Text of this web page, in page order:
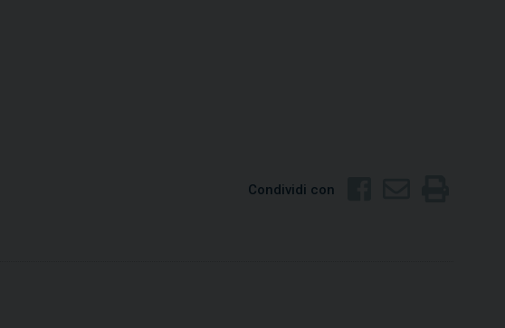
Condividi con